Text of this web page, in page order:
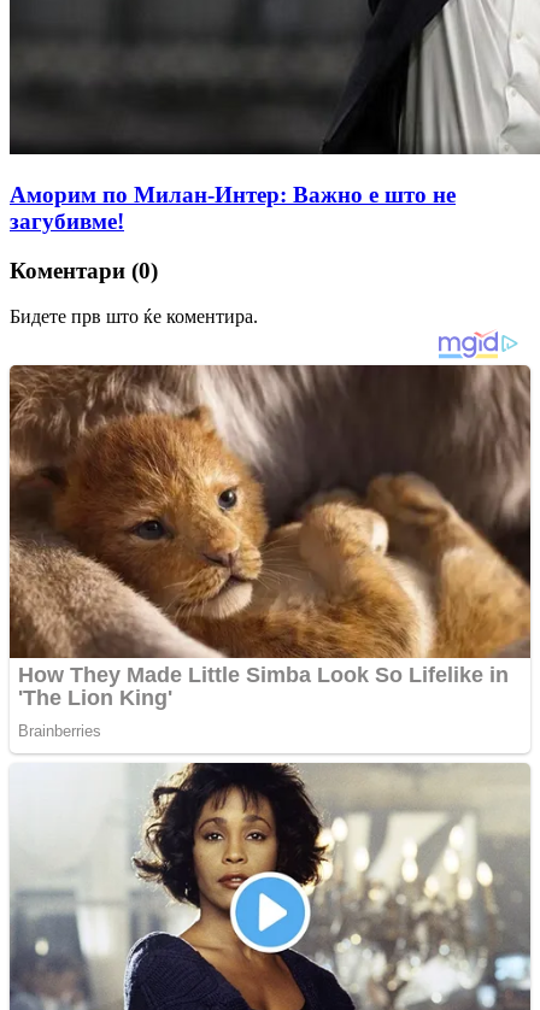
Аморим по Милан-Интер: Важно е што не
загубивме!
Коментари (0)
Бидете прв што ќе коментира.